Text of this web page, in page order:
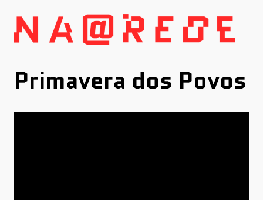
to
content
Primavera dos Povos